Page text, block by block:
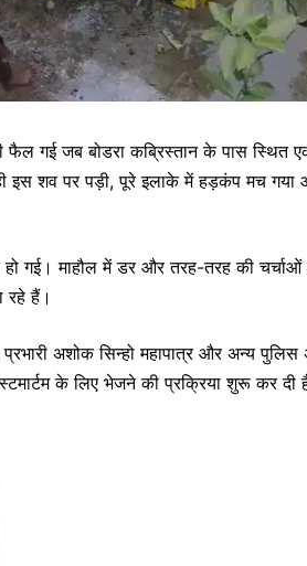
गई जब बोडरा कब्रिस्तान के पास स्थित
इस शव पर पड़ी, पूरे इलाके में हड़कंप मच
गई। माहौल में डर और तरह-तरह की
रहे हैं।
अशोक सिन्हो महापात्र और अन्य
के लिए भेजने की प्रक्रिया शुरू कर दी